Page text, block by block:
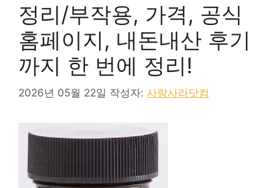
정리/부작용, 가격, 공식
홈페이지, 내돈내산 후기
까지 한 번에 정리!
2026년 05월 22일 작성자: 사랑사라닷컴